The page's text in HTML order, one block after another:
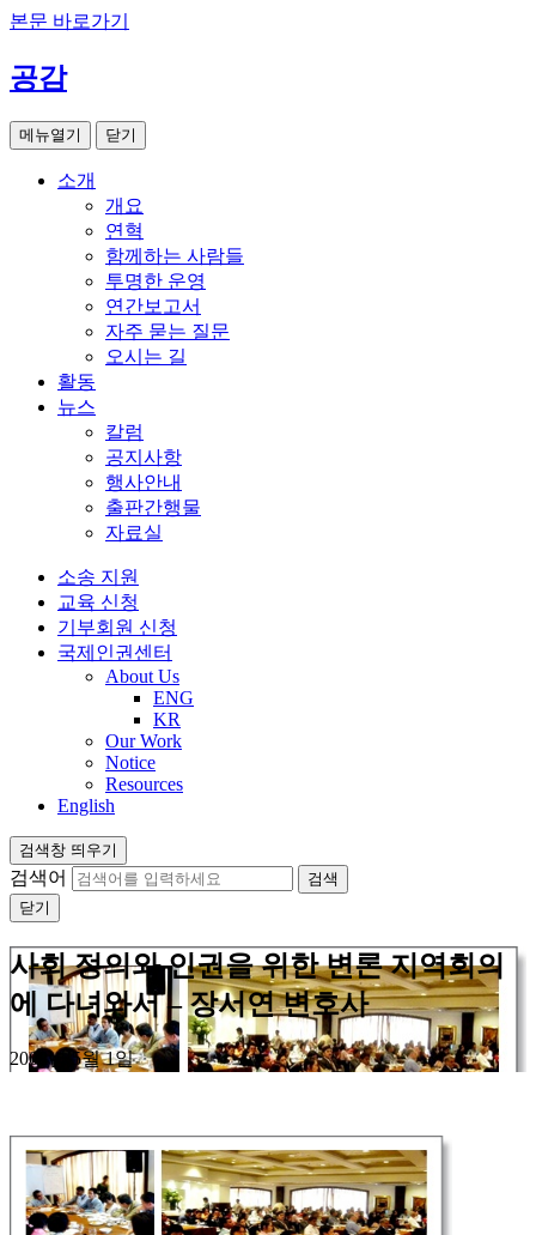
본문 바로가기
공감
메뉴열기 닫기
소개
개요
연혁
함께하는 사람들
투명한 운영
연간보고서
자주 묻는 질문
오시는 길
활동
뉴스
칼럼
공지사항
행사안내
출판간행물
자료실
소송 지원
교육 신청
기부회원 신청
국제인권센터
About Us
ENG
KR
Our Work
Notice
Resources
English
검색창 띄우기
검색어
닫기
사회 정의와 인권을 위한 변론 지역회의
에 다녀와서 – 장서연 변호사
2008년 5월 1일